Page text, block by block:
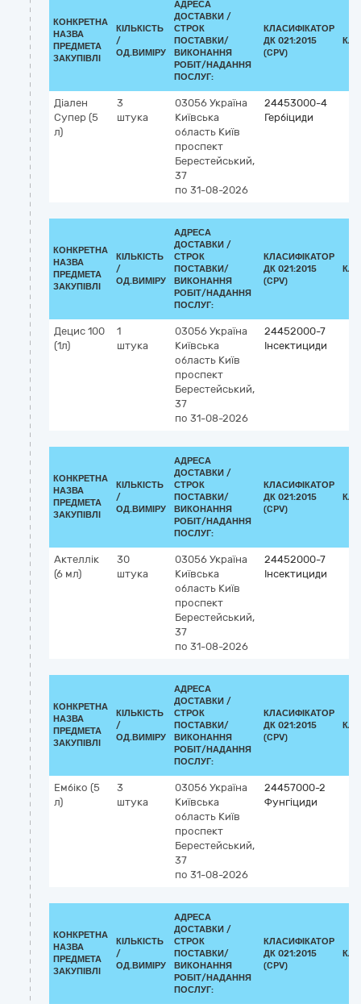
КОНКРЕТНА
НАЗВА
ПРЕДМЕТА
ЗАКУПІВЛІ
КІЛЬКІСТЬ
/
ОД.ВИМІРУ
АДРЕСА
ДОСТАВКИ /
СТРОК
ПОСТАВКИ/
ВИКОНАННЯ
РОБІТ/НАДАННЯ
ПОСЛУГ:
КЛАСИФІКАТОР
ДК 021:2015
(CPV)
Діален
Супер (5
л)
3
штука
03056 Україна
Київська
область Київ
проспект
Берестейський,
37
по 31-08-2026
24453000-4
Гербіциди
КОНКРЕТНА
НАЗВА
ПРЕДМЕТА
ЗАКУПІВЛІ
КІЛЬКІСТЬ
/
ОД.ВИМІРУ
АДРЕСА
ДОСТАВКИ /
СТРОК
ПОСТАВКИ/
ВИКОНАННЯ
РОБІТ/НАДАННЯ
ПОСЛУГ:
КЛАСИФІКАТОР
ДК 021:2015
(CPV)
Децис 100
(1л)
1
штука
03056 Україна
Київська
область Київ
проспект
Берестейський,
37
по 31-08-2026
24452000-7
Інсектициди
КОНКРЕТНА
НАЗВА
ПРЕДМЕТА
ЗАКУПІВЛІ
КІЛЬКІСТЬ
/
ОД.ВИМІРУ
АДРЕСА
ДОСТАВКИ /
СТРОК
ПОСТАВКИ/
ВИКОНАННЯ
РОБІТ/НАДАННЯ
ПОСЛУГ:
КЛАСИФІКАТОР
ДК 021:2015
(CPV)
Актеллік
(6 мл)
30
штука
03056 Україна
Київська
область Київ
проспект
Берестейський,
37
по 31-08-2026
24452000-7
Інсектициди
КОНКРЕТНА
НАЗВА
ПРЕДМЕТА
ЗАКУПІВЛІ
КІЛЬКІСТЬ
/
ОД.ВИМІРУ
АДРЕСА
ДОСТАВКИ /
СТРОК
ПОСТАВКИ/
ВИКОНАННЯ
РОБІТ/НАДАННЯ
ПОСЛУГ:
КЛАСИФІКАТОР
ДК 021:2015
(CPV)
Ембіко (5
л)
3
штука
03056 Україна
Київська
область Київ
проспект
Берестейський,
37
по 31-08-2026
24457000-2
Фунгіциди
КОНКРЕТНА
НАЗВА
ПРЕДМЕТА
ЗАКУПІВЛІ
КІЛЬКІСТЬ
/
ОД.ВИМІРУ
АДРЕСА
ДОСТАВКИ /
СТРОК
ПОСТАВКИ/
ВИКОНАННЯ
РОБІТ/НАДАННЯ
ПОСЛУГ:
КЛАСИФІКАТОР
ДК 021:2015
(CPV)